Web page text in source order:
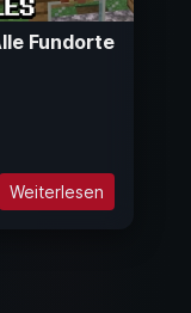
Fundorte
Weiterlesen